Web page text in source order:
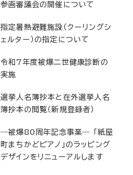
参画審議会の開催について
指定暑熱避難施設（クーリングシ
ェルター）の指定について
令和7年度被爆二世健康診断の
実施
選挙人名簿抄本と在外選挙人名
簿抄本の閲覧（新規登録者）
―被爆80周年記念事業― 「紙屋
町まちかどピアノ」のラッピング
デザインをリニューアルします